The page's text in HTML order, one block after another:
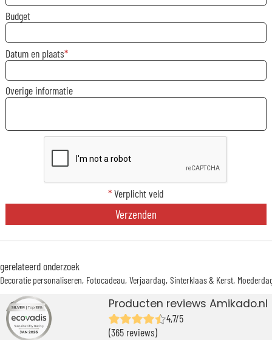
Budget
Datum en plaats
Overige informatie
*Verplicht veld
Verzenden
gerelateerd onderzoek
Decoratie personaliseren Fotocadeau Verjaardag Sinterklaas & Kerst
Producten reviews Amikado.nl
4,7/5
(365 reviews)